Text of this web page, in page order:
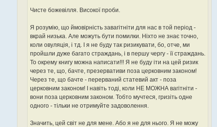
Чисте божевілля. Високої проби.
Я розумію, що ймовірність завагітніти для нас в той період -
вкрай низька. Але можуть бути помилки. Ніхто не знає точно,
коли овуляція, і тд. І я не буду так ризикувати, бо, отче, ми
пройшли дуже багато страждань, і в першу чергу - її страждань.
То окрему книгу можна написати!!! Я не буду іти на цей ризик
через те, що, бачте, презервативи поза церковним законом!
Через те, що бачте - перерваний статевий акт - поза
церковним законом! І навіть тоді, коли НЕ МОЖНА вагітніти -
вони поза церковним законом. Тобто мучтеся, гризіть одне
одного - тільки не отримуйте задоволення.
Значить, цей світ не для мене. Або я не для нього. Я не можу